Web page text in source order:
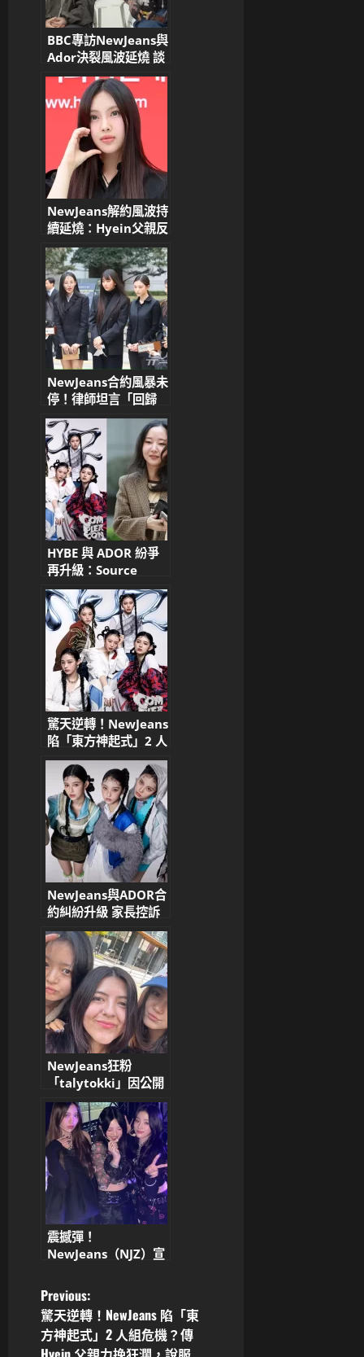
BBC專訪NewJeans與
Ador決裂風波延燒 談
ILLIT打招呼事件 韓網
友狠批：無知又自私
NewJeans解約風波持
續延燒：Hyein父親反
對解約，成員暖心回應
粉絲信
NewJeans合約風暴未
停！律師坦言「回歸
ADOR是唯一出路」
粉絲激論：革命還是妥
協？
HYBE 與 ADOR 紛爭
再升級：Source
Music 提 NewJeans
簽約影片，駁斥閔熙珍
「親手選角」說
驚天逆轉！NewJeans
陷「東方神起式」2 人
組危機？傳 Hyein 父
親力挽狂瀾，說服
Haerin 回歸 ADOR
NewJeans與ADOR合
約糾紛升級 家長控訴
公司全面封鎖演藝活動
NewJeans狂粉
「talytokki」因公開
與成員私交引發爭議，
發文道歉！
震撼彈！
NewJeans（NJZ）宣
崩：我們等你們回來！
P
o
Previous:
驚天逆轉！NewJeans 陷「東
方神起式」2 人組危機？傳